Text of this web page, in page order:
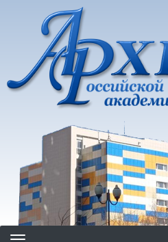
основному
содержанию